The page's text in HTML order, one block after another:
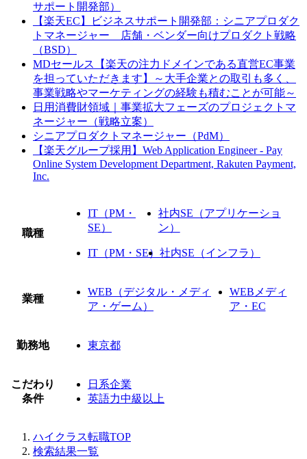
サポート開発部）
【楽天EC】ビジネスサポート開発部：シニアプロダク
トマネージャー 店舗・ベンダー向けプロダクト戦略
（BSD）
MDセールス【楽天の注力ドメインである直営EC事業
を担っていただきます】～大手企業との取引も多く、
事業戦略やマーケティングの経験も積むことが可能～
日用消費財領域｜事業拡大フェーズのプロジェクトマ
ネージャー（戦略立案）
シニアプロダクトマネージャー（PdM）
【楽天グループ採用】Web Application Engineer - Pay
Online System Development Department, Rakuten Payment,
Inc.
職種
IT（PM・
SE）
社内SE（アプリケーショ
ン）
IT（PM・SE） 社内SE（インフラ）
業種
WEB（デジタル・メディ
ア・ゲーム）
WEBメディ
ア・EC
勤務地 東京都
こだわり
条件
日系企業
英語力中級以上
ハイクラス転職TOP
検索結果一覧